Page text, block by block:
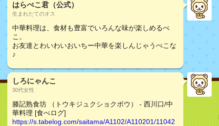
はらぺこ君（公式）
生まれたてのオス
中華料理は、食材も豊富でいろんな味が楽しめるぺ
こ。
お友達とわいわいおいちー中華を楽しんじゃうぺこな
♪
しろにゃんこ
30代女性
滕記熟食坊 （トウキジュクショクボウ） - 西川口/中
華料理 [食べログ]
https://s.tabelog.com/saitama/A1102/A110201/11042